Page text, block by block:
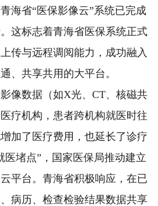
海省“医保影像云”系统已完成
这标志着青海省医保系统正式
传与远程调阅能力，成功融入
、共享共用的大平台。
像数据（如X光、CT、核磁共
疗机构，患者跨机构就医时往
加了医疗费用，也延长了诊疗
医堵点”，国家医保局推动建立
平台。青海省积极响应，在已
病历、检查检验结果数据共享